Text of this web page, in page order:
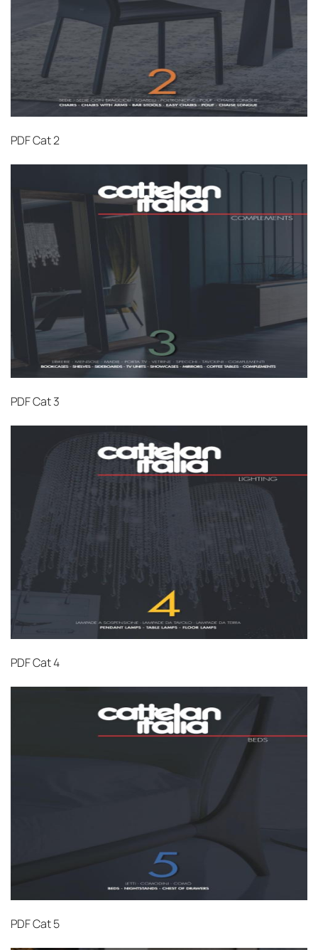
PDFCat 2
PDFCat 3
PDFCat 4
PDFCat 5